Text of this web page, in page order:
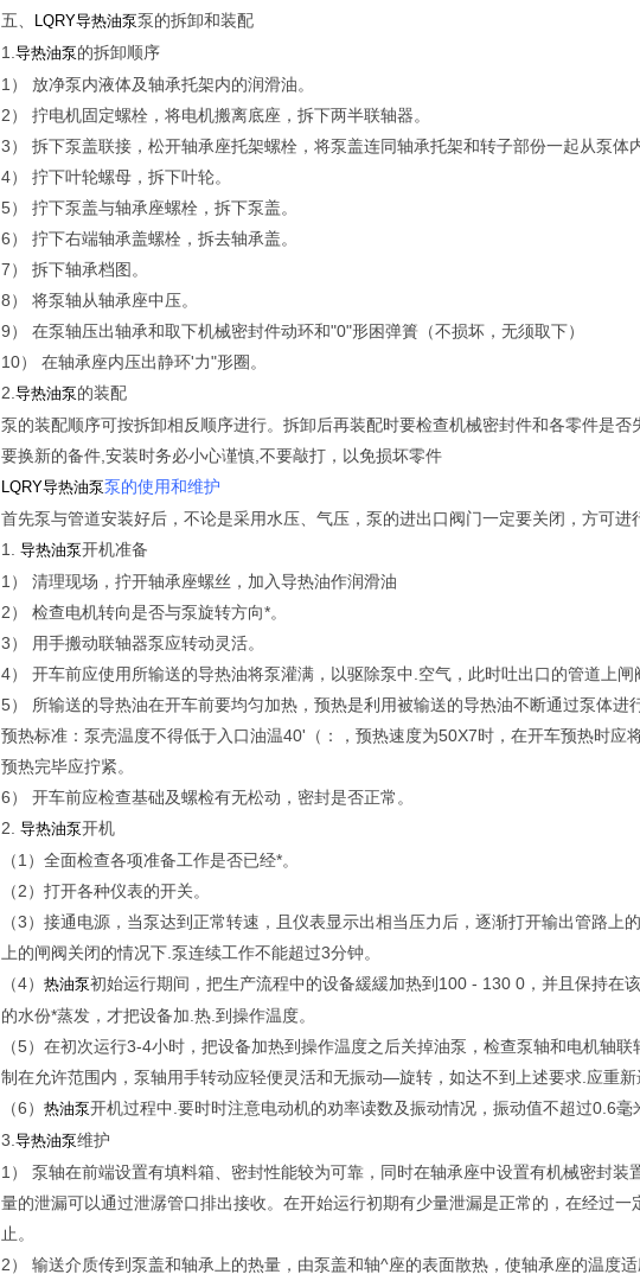
五、
LQRY导热油泵泵的拆卸和装配
1. 导热油泵的拆卸顺序
1） 放净泵内液体及轴承托架内的润滑油。
2） 拧电机固定螺栓，将电机搬离底座，拆下两半联轴器。
3） 拆下泵盖联接，松开轴承座托架螺栓，将泵盖连同轴承托架和转子部份一起从泵体
4） 拧下叶轮螺母，拆下叶轮。
5） 拧下泵盖与轴承座螺栓，拆下泵盖。
6） 拧下右端轴承盖螺栓，拆去轴承盖。
7） 拆下轴承档图。
8） 将泵轴从轴承座中压。
9） 在泵轴压出轴承和取下机械密封件动环和"0"形困弹簣（不损坏，无须取下）
10） 在轴承座内压出静环'力"形圈。
2. 导热油泵的装配
泵的装配顺序可按拆卸相反顺序进行。拆卸后再装配时要检查机械密封件和各零件是
要换新的备件,安装时务必小心谨慎,不要敲打，以免损坏零件
LQRY导热油泵泵的使用和维护
首先泵与管道安装好后，不论是采用水压、气压，泵的进出口阀门一定要关闭，方可进
1. 导热油泵开机准备
1） 清理现场，拧开轴承座螺丝，加入导热油作润滑油
2） 检查电机转向是否与泵旋转方向*。
3） 用手搬动联轴器泵应转动灵活。
4） 开车前应使用所输送的导热油将泵灌满，以驱除泵中.空气，此时吐出口的管道上闸
5） 所输送的导热油在开车前要均匀加热，预热是利用被输送的导热油不断通过泵体进
预热标准：泵壳温度不得低于入口油温40'（：，预热速度为50X7时，在开车预热时应
预热完毕应拧紧。
6） 开车前应检查基础及螺检有无松动，密封是否正常。
2. 导热油泵开机
（1）全面检查各项准备工作是否已经*。
（2）打开各种仪表的开关。
（3）接通电源，当泵达到正常转速，且仪表显示出相当压力后，逐渐打开输出管路上
上的闸阀关闭的情况下.泵连续工作不能超过3分钟。
（4） 热油泵初始运行期间，把生产流程中的设备緩緩加热到100 - 130 0，并且保持在
的水份*蒸发，才把设备加.热.到操作温度。
（5）在初次运行3-4小时，把设备加热到操作温度之后关掉油泵，检查泵轴和电机轴
制在允许范围内，泵轴用手转动应轻便灵活和无振动—旋转，如达不到上述要求.应重新
（6） 热油泵开机过程中.要时时注意电动机的劝率读数及振动情况，振动值不超过0.6毫
3. 导热油泵维护
1） 泵轴在前端设置有填料箱、密封性能较为可靠，同时在轴承座中设置有机械密封装
量的泄漏可以通过泄潺管口排出接收。在开始运行初期有少量泄漏是正常的，在经过
止。
2） 输送介质传到泵盖和轴承上的热量，由泵盖和轴^座的表面散热，使轴承座的温度